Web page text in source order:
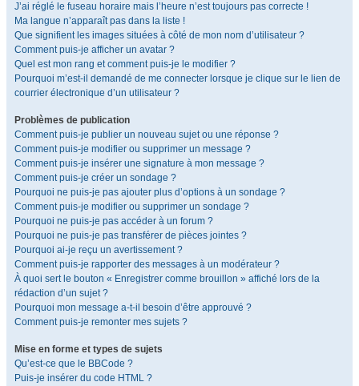
J’ai réglé le fuseau horaire mais l’heure n’est toujours pas correcte !
Ma langue n’apparaît pas dans la liste !
Que signifient les images situées à côté de mon nom d’utilisateur ?
Comment puis-je afficher un avatar ?
Quel est mon rang et comment puis-je le modifier ?
Pourquoi m’est-il demandé de me connecter lorsque je clique sur le lien de
courrier électronique d’un utilisateur ?
Problèmes de publication
Comment puis-je publier un nouveau sujet ou une réponse ?
Comment puis-je modifier ou supprimer un message ?
Comment puis-je insérer une signature à mon message ?
Comment puis-je créer un sondage ?
Pourquoi ne puis-je pas ajouter plus d’options à un sondage ?
Comment puis-je modifier ou supprimer un sondage ?
Pourquoi ne puis-je pas accéder à un forum ?
Pourquoi ne puis-je pas transférer de pièces jointes ?
Pourquoi ai-je reçu un avertissement ?
Comment puis-je rapporter des messages à un modérateur ?
À quoi sert le bouton « Enregistrer comme brouillon » affiché lors de la
rédaction d’un sujet ?
Pourquoi mon message a-t-il besoin d’être approuvé ?
Comment puis-je remonter mes sujets ?
Mise en forme et types de sujets
Qu’est-ce que le BBCode ?
Puis-je insérer du code HTML ?